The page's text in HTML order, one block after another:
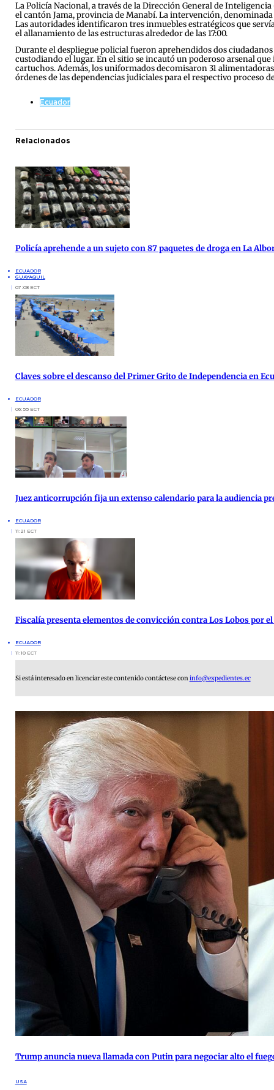
La Policía Nacional, a través de la Dirección General de
el cantón Jama, provincia de Manabí. La intervención,
Las autoridades identificaron tres inmuebles estratégicos que
el allanamiento de las estructuras alrededor de las 17:00.
Durante el despliegue policial fueron aprehendidos dos
custodiando el lugar. En el sitio se incautó un poderoso arsenal
cartuchos. Además, los uniformados decomisaron 31
órdenes de las dependencias judiciales para el respectivo proceso
Ecuador
Relacionados
Policía aprehende a un sujeto con 87 paquetes de droga en La
ECUADOR
GUAYAQUIL
07:08 ECT
Claves sobre el descanso del Primer Grito de Independencia en
ECUADOR
06:55 ECT
Juez anticorrupción fija un extenso calendario para la audiencia
ECUADOR
11:21 ECT
Fiscalía presenta elementos de convicción contra Los Lobos por
ECUADOR
11:10 ECT
Si está interesado en licenciar este contenido contáctese con info@expedientes.ec
Trump anuncia nueva llamada con Putin para negociar alto el
USA